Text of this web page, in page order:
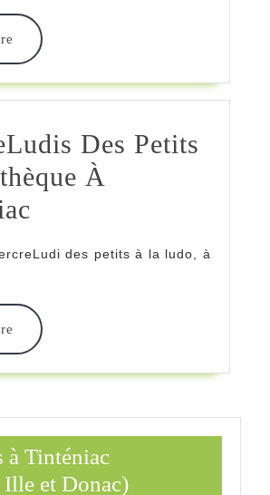
Petits
/
A
Ludothèque,
À
Read
More
Des Petits
À
/
Ludothèque
À
des petits à la ludo, à
Read
More
à Tinténiac
Ille et Donac)